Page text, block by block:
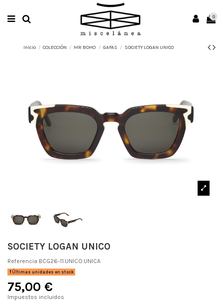
0
Inicio COLECCIÓN MR BOHO GAFAS SOCIETY LOGAN UNICO
SOCIETY LOGAN UNICO
Referencia BCG26-11.UNICO.UNICA
Últimas unidades en stock
75,00 €
Impuestos incluidos